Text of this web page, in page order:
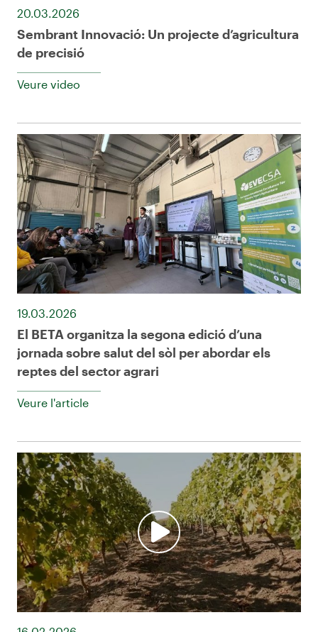
20.03.2026
Sembrant Innovació: Un projecte d’agricultura
de precisió
Veure video
19.03.2026
El BETA organitza la segona edició d’una
jornada sobre salut del sòl per abordar els
reptes del sector agrari
Veure l'article